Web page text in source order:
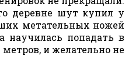
деревне шут купил у
метательных ножей
научилась попадать в
и желательно не